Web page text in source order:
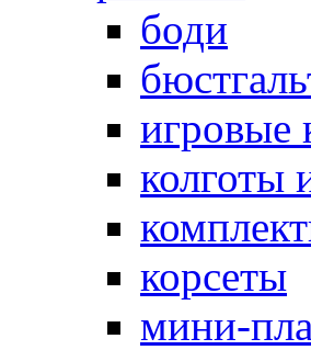
боди
игровые
колготы
корсеты
мини-